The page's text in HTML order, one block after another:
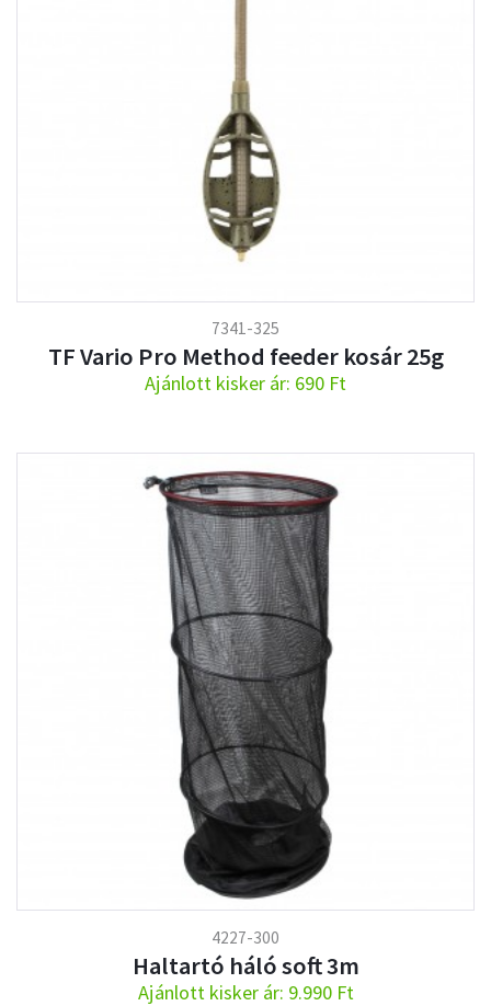
7341-325
TF Vario Pro Method feeder kosár 25g
Ajánlott kisker ár: 690 Ft
4227-300
Haltartó háló soft 3m
Ajánlott kisker ár: 9.990 Ft